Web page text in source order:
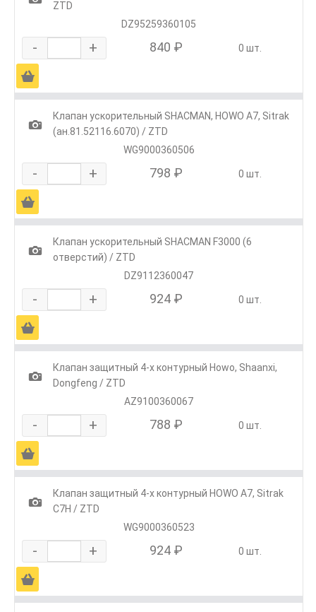
ZTD
DZ95259360105
- + 840 ₽ 0 шт.
Ä
1
Клапан ускорительный SHACMAN, HOWO A7, Sitrak
(ан.81.52116.6070) / ZTD
WG9000360506
- + 798 ₽ 0 шт.
Ä
1
Клапан ускорительный SHACMAN F3000 (6
отверстий) / ZTD
DZ9112360047
- + 924 ₽ 0 шт.
Ä
1
Клапан защитный 4-х контурный Howo, Shaanxi,
Dongfeng / ZTD
AZ9100360067
- + 788 ₽ 0 шт.
Ä
1
Клапан защитный 4-х контурный HOWO A7, Sitrak
C7H / ZTD
WG9000360523
- + 924 ₽ 0 шт.
Ä